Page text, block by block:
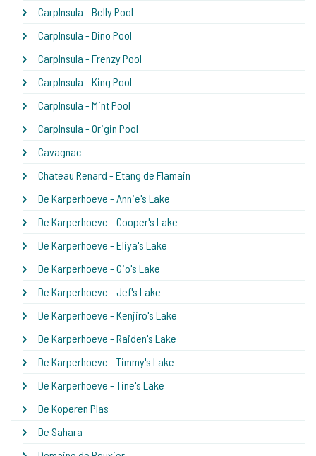
CarpInsula - Belly Pool
CarpInsula - Dino Pool
CarpInsula - Frenzy Pool
CarpInsula - King Pool
CarpInsula - Mint Pool
CarpInsula - Origin Pool
Cavagnac
Chateau Renard - Etang de Flamain
De Karperhoeve - Annie's Lake
De Karperhoeve - Cooper's Lake
De Karperhoeve - Eliya's Lake
De Karperhoeve - Gio's Lake
De Karperhoeve - Jef's Lake
De Karperhoeve - Kenjiro's Lake
De Karperhoeve - Raiden's Lake
De Karperhoeve - Timmy's Lake
De Karperhoeve - Tine's Lake
De Koperen Plas
De Sahara